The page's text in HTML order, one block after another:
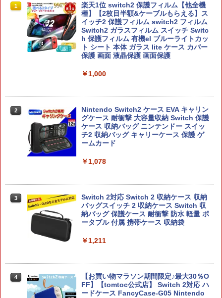
1
楽天1位 switch2 保護フィルム【他全機
種】【2枚目半額&ケーブルもらえる】ス
イッチ2 保護フィルム switch2 フィルム
Switch2 ガラスフィルム スイッチ Switc
h 保護フィルム 有機el ブルーライトカッ
ト シート 本体 ガラス lite ケース カバー
保護 画面 液晶保護 画面保護
￥1,000
2
Nintendo Switch2 ケース EVA キャリン
グケース 耐衝撃 大容量収納 Switch 保護
ケース 収納バッグ ニンテンドー スイッ
チ2 収納バッグ キャリーケース 保護 ゲ
ームカード
￥1,078
3
Switch 2対応 Switch 2 収納ケース 収納
バッグスイッチ 2 収納ケース Switch 収
納バッグ 保護ケース 耐衝撃 防水 軽量 ポ
ータブル 付属 携帯ケース 収納袋
￥1,211
4
【お買い物マラソン期間限定♪最大30％O
FF】【tomtoc公式店】 Switch 2対応 ハ
ードケース FancyCase-G05 Nintendo